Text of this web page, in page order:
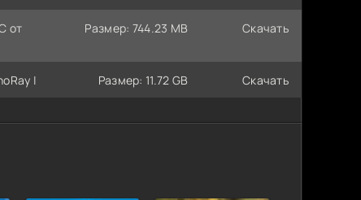
от
Размер: 744.23 MB Скачать
|
Размер: 11.72 GB Скачать